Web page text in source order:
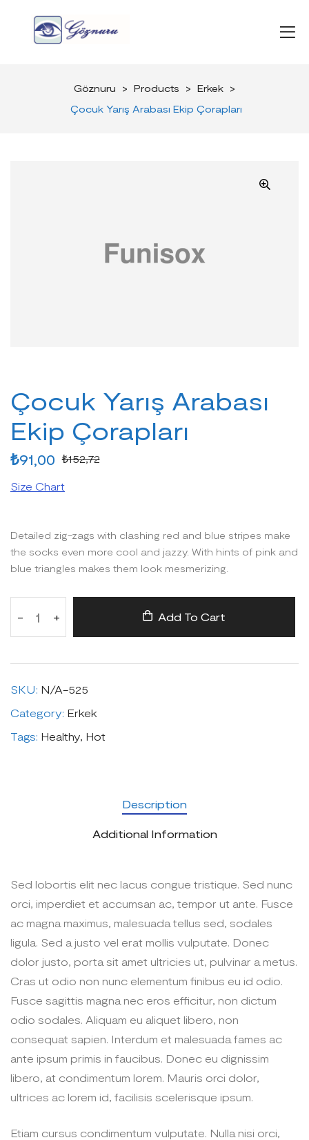
Göznuru > Products > Erkek >
Çocuk Yarış Arabası Ekip Çorapları
Çocuk Yarış Arabası
Ekip Çorapları
₺152,72
₺91,00
Size Chart
Detailed zig-zags with clashing red and blue stripes make
the socks even more cool and jazzy. With hints of pink and
blue triangles makes them look mesmerizing.
Quantity:
- + Add To Cart
SKU: N/A-525
Category: Erkek
Tags: Healthy, Hot
Description
Additional Information
Sed lobortis elit nec lacus congue tristique. Sed nunc
orci, imperdiet et accumsan ac, tempor ut ante. Fusce
ac magna maximus, malesuada tellus sed, sodales
ligula. Sed a justo vel erat mollis vulputate. Donec
dolor justo, porta sit amet ultricies ut, pulvinar a metus.
Cras ut odio non nunc elementum finibus eu id odio.
Fusce sagittis magna nec eros efficitur, non dictum
odio sodales. Aliquam eu aliquet libero, non
consequat sapien. Interdum et malesuada fames ac
ante ipsum primis in faucibus. Donec eu dignissim
libero, at condimentum lorem. Mauris orci dolor,
ultrices ac lorem id, facilisis scelerisque ipsum.
Etiam cursus condimentum vulputate. Nulla nisi orci,